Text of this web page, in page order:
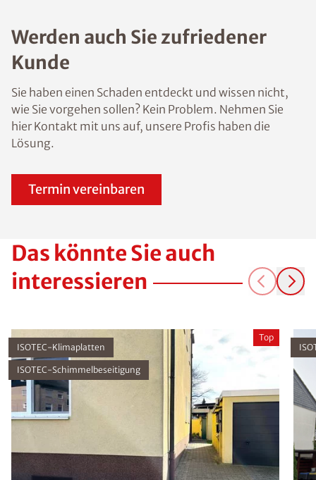
Werden auch Sie zufriedener
Kunde
Sie haben einen Schaden entdeckt und wissen nicht,
wie Sie vorgehen sollen? Kein Problem. Nehmen Sie
hier Kontakt mit uns auf, unsere Profis haben die
Lösung.
Termin vereinbaren
Das könnte Sie auch
interessieren
ISOTEC-Klimaplatten
ISOTEC-Schimmelbeseitigung
Top